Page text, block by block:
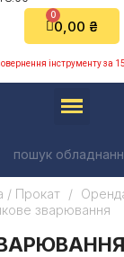
0,00 ₴
інструменту за
/ Прокат
зварювання